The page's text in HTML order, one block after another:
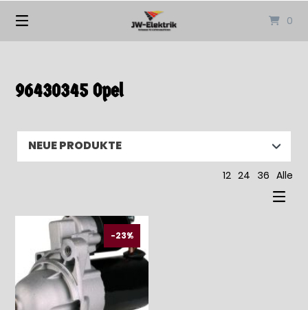
0
96430345 Opel
12 24 36 Alle
-23%